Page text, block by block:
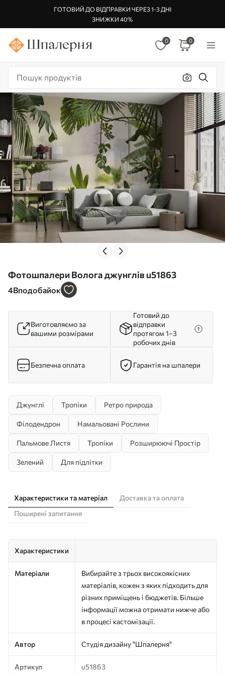
ГОТОВИЙ ДО ВІДПРАВКИ ЧЕРЕЗ 1-3 ДНІ
ЗНИЖКИ 40%
0 0
Фотошпалери Волога джунглів u51863
4Вподобайок
Виготовляємо за
вашими розмірами
Готовий до
відправки
протягом 1–3
робочих днів
Безпечна оплата Гарантія на шпалери
Джунглі Тропіки Ретро природа
Філодендрон Намальовані Рослини
Пальмове Листя Тропіки Розширюючі Простір
Зелений Для підлітки
Характеристики та матеріал
Доставка та оплата
Поширені запитання
Характеристики
Матеріали
Вибирайте з трьох високоякісних
матеріалів, кожен з яких підходить для
різних приміщень і бюджетів. Більше
інформації можна отримати нижче або
в процесі кастомізації.
Автор Студія дизайну "Шпалерня"
Артикул u51863